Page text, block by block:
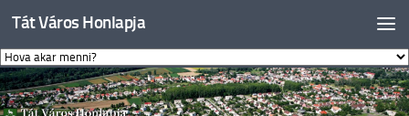
Skip to content
Tát Város Honlapja